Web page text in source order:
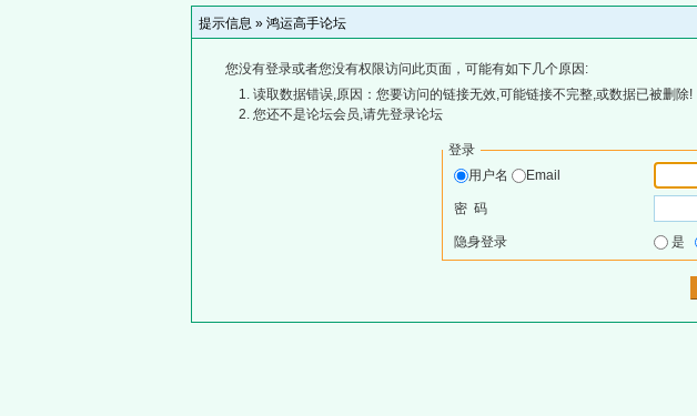
提示信息 » 鸿运高手论坛
您没有登录或者您没有权限访问此页面，可能有如下几个原因:
读取数据错误,原因：您要访问的链接无效,可能链接不完整,或数据已被删除!
您还不是论坛会员,请先登录论坛
登录
用户名
Email
密 码
隐身登录 是